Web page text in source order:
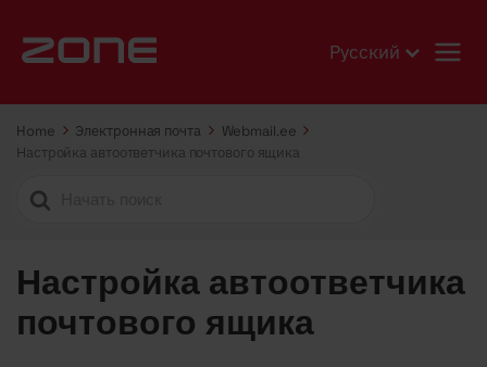
Русский
Home Электронная почта
Webmail.ee
Настройка автоответчика почтового ящика
Search
Настройка автоответчика
почтового ящика